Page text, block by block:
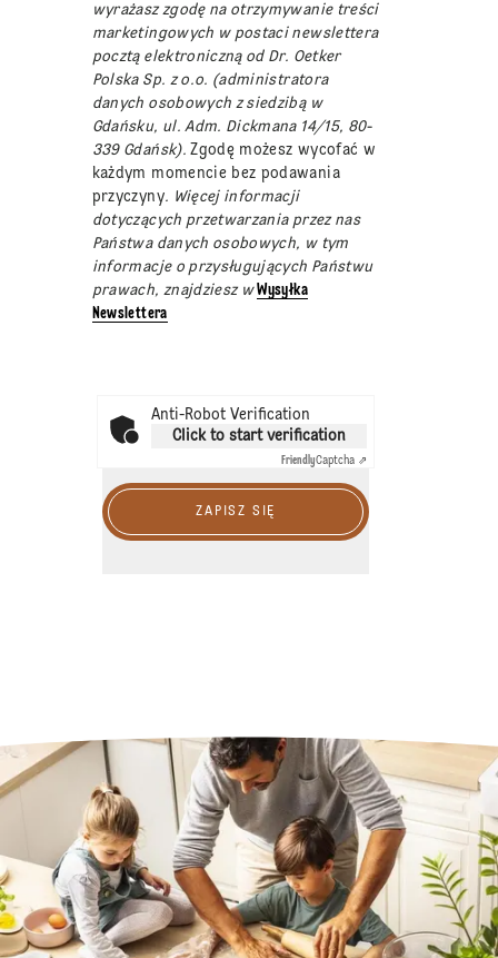
wyrażasz zgodę na otrzymywanie treści
marketingowych w postaci newslettera
pocztą elektroniczną od Dr. Oetker
Polska Sp. z o.o. (administratora
danych osobowych z siedzibą w
Gdańsku, ul. Adm. Dickmana 14/15, 80-
339 Gdańsk).Zgodę możesz wycofać w
każdym momencie bez podawania
przyczyny. Więcej informacji
dotyczących przetwarzania przez nas
Państwa danych osobowych, w tym
informacje o przysługujących Państwu
prawach, znajdziesz wWysyłka
Newslettera
Anti-Robot Verification
Click to start verification
FriendlyCaptcha ⇗
ZAPISZ SIĘ